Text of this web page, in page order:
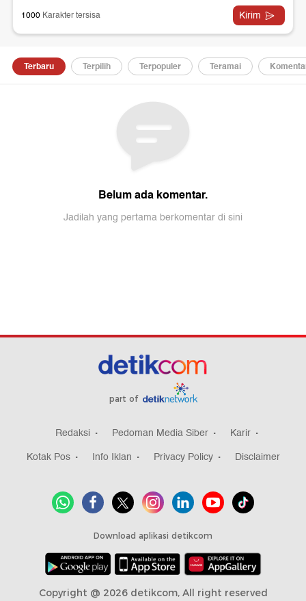
part of
Redaksi Pedoman Media Siber
Karir
Kotak Pos
Info Iklan Privacy Policy Disclaimer
Download aplikasi detikcom
Copyright @ 2026 detikcom, All right reserved